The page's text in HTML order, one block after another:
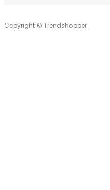
Copyright © Trendshopper